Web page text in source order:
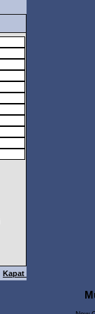
Kapat